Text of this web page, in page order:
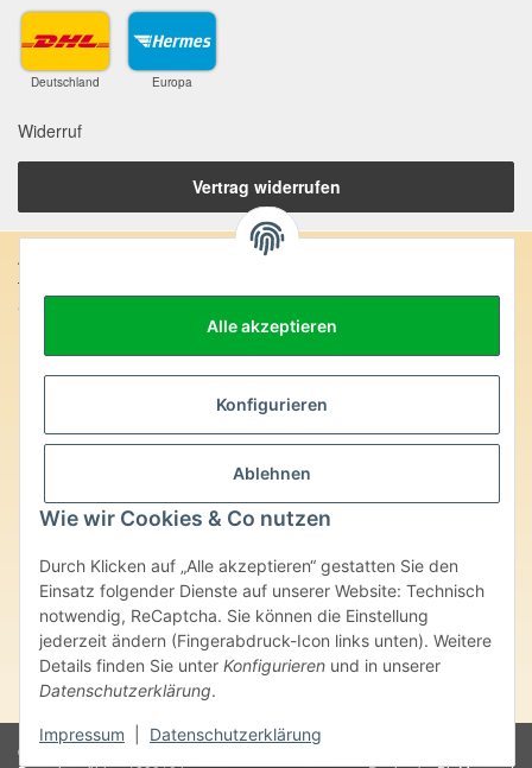
Alle akzeptieren
Konfigurieren
Ablehnen
Wie wir Cookies & Co nutzen
Durch Klicken auf „Alle akzeptieren“ gestatten Sie den
Einsatz folgender Dienste auf unserer Website: Technisch
notwendig, ReCaptcha. Sie können die Einstellung
jederzeit ändern (Fingerabdruck-Icon links unten). Weitere
Details finden Sie unter Konfigurieren und in unserer
Datenschutzerklärung.
Impressum Datenschutzerklärung
Deutschland Europa
Widerruf
Vertrag widerrufen
Anschrift:
SteinZeitOase
Uhlandstr. 7
D-75391 Gechingen
besondere Kräfte und Eigenschaften zugeordnet. Wir weisen
ausdrücklich darauf hin, dass alle gemachten Aussagen bzgl.
heilender Wirkungen (körperlich-seelisch-mental-geistig) einzelner
überlassenen Unterlagen bisher weder medizinisch anerkannt oder
wissenschaftlich nachweisbar sind. Die gemachten Angaben
beruhen ausschließlich auf Überlieferungen und langjähriger
Erfahrung. Unsere Produkte ersetzen nie den Besuch beim Arzt
oder Heilpraktiker und sind auch kein Medikamentenersatz. Auch
stellen unsere Angaben im ärztlichen Sinne keine Diagnose- oder
Therapieform dar.
© Karin Philippin - SteinZeitOase